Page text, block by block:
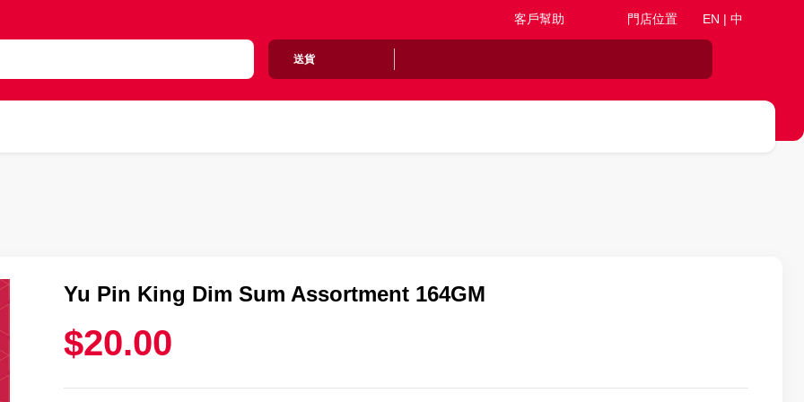
客戶幫助 門店位置 EN | 中
送貨
Yu Pin King Dim Sum Assortment 164GM
$20.00